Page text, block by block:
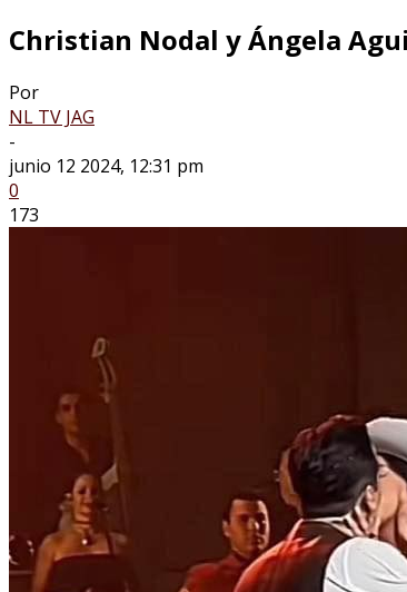
Christian Nodal y Ángela
Por
NL TV JAG
-
junio 12 2024, 12:31 pm
0
173